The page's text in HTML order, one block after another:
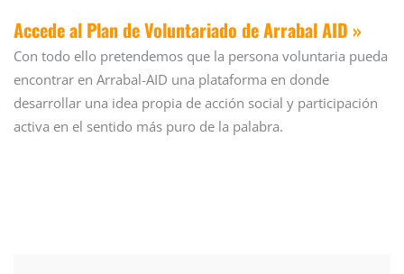
Accede al Plan de Voluntariado de Arrabal AID »
Con todo ello pretendemos que la persona voluntaria pueda
encontrar en Arrabal-AID una plataforma en donde
desarrollar una idea propia de acción social y participación
activa en el sentido más puro de la palabra.